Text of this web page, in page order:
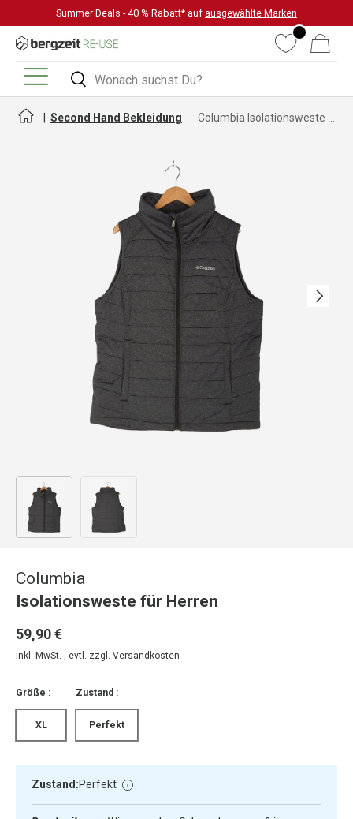
DIREKT ZUM INHALT
Summer Deals - 40 % Rabatt* auf ausgewählte Marken
Suchen
Suchen
WunschlisteWarenkorb
Menü
Second Hand Bekleidung
Nächste
Bild 1 in Galerieansicht laden
Columbia
Isolationsweste für Herren
59,90 €
inkl. MwSt. , evtl. zzgl. Versandkosten
Größe :
XL
Zustand :
Perfekt
Zustand:Perfekt